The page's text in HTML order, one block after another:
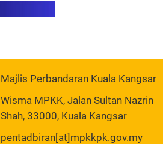
Majlis Perbandaran Kuala Kangsar
Wisma MPKK, Jalan Sultan Nazrin
Shah, 33000, Kuala Kangsar
pentadbiran[at]mpkkpk.gov.my